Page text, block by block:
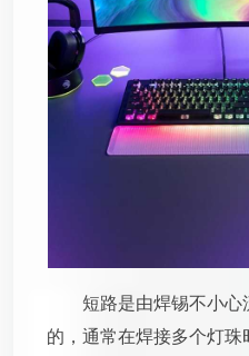
短路是由焊锡不小
的，通常在焊接多个灯